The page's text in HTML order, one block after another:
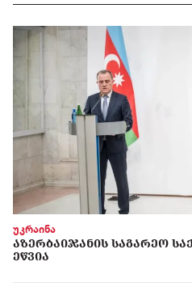
უკრაინა
ᲐᲖᲔᲠᲑᲐᲘᲯᲐᲜᲘᲡ ᲡᲐᲒᲐᲠᲔᲝ
ᲔᲬᲕᲘᲐ